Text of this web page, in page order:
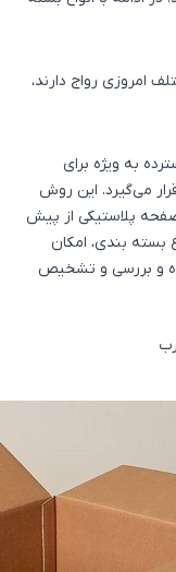
امروزی رواج دارند،
به ویژه برای
می‌گیرد. این روش
پلاستیکی از پیش
بندی، امکان
و بررسی و تشخیص